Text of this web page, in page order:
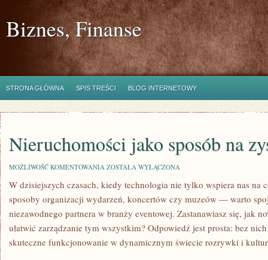
Biznes, Finanse
STRONA GŁÓWNA SPIS TREŚCI BLOG INTERNETOWY
Nieruchomości jako sposób na
MOŻLIWOŚĆ KOMENTOWANIA NIERUCHOMOŚCI
SPOSÓB
ZYSK!
ZOSTAŁA WYŁĄCZONA
W dzisiejszych czasach, kiedy technologia nie tylko wspiera nas na
sposoby organizacji wydarzeń, koncertów czy muzeów — warto
niezawodnego partnera w branży eventowej. Zastanawiasz się, jak
ułatwić zarządzanie tym wszystkim? Odpowiedź jest prosta: bez
skuteczne funkcjonowanie w dynamicznym świecie rozrywki i